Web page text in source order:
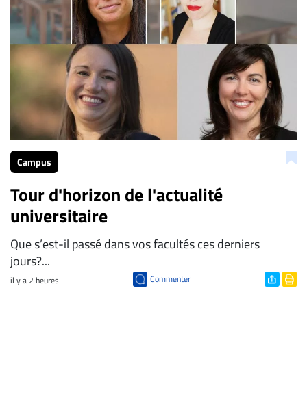
Campus
Tour d'horizon de l'actualité
universitaire
Que s’est-il passé dans vos facultés ces derniers
jours?...
il y a 2 heures Commenter